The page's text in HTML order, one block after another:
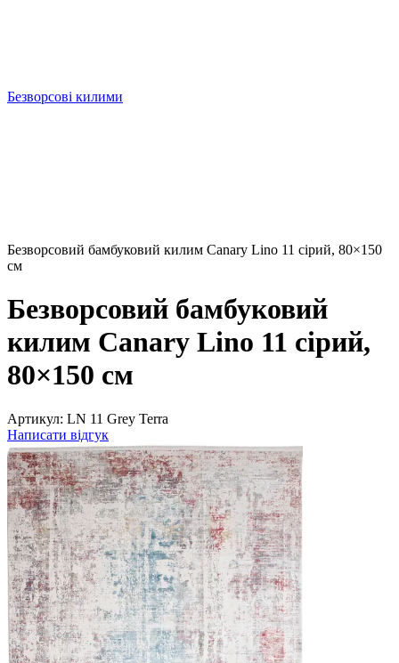
Безворсові килими
Безворсовий бамбуковий килим Canary Lino 11 сірий, 80×150
см
Безворсовий бамбуковий
килим Canary Lino 11 сірий,
80×150 см
Артикул: LN 11 Grey Terra
Написати відгук